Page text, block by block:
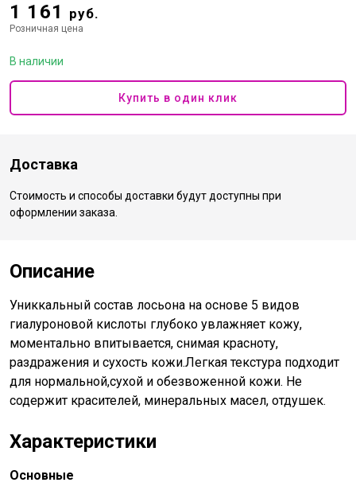
1 161 руб.
Розничная цена
В наличии
Купить в один клик
Доставка
Стоимость и способы доставки будут доступны при
оформлении заказа.
Описание
Униккальный состав лосьона на основе 5 видов
гиалуроновой кислоты глубоко увлажняет кожу,
моментально впитывается, снимая красноту,
раздражения и сухость кожи.Легкая текстура подходит
для нормальной,сухой и обезвоженной кожи. Не
содержит красителей, минеральных масел, отдушек.
Характеристики
Основные